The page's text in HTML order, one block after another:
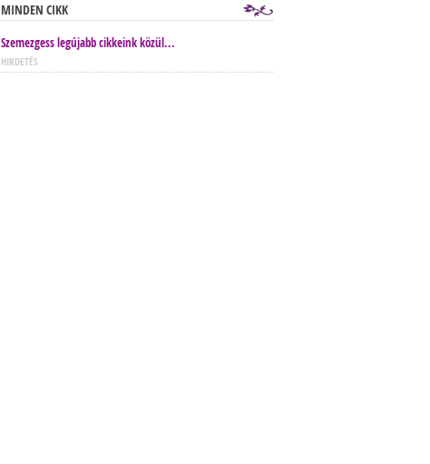
MINDEN CIKK
Szemezgess legújabb cikkeink közül...
HIRDETÉS